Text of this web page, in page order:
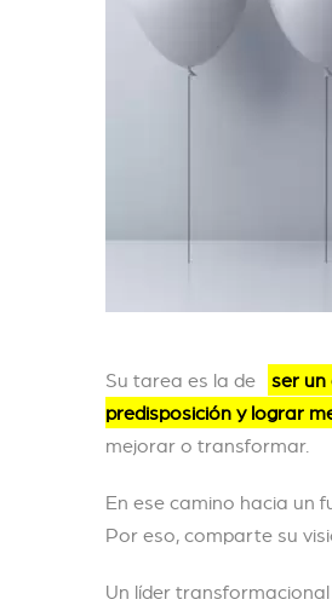
Su tarea es la de
ser
predisposición y lograr
mejorar o transformar.
En ese camino hacia un
Por eso, comparte su
Un líder